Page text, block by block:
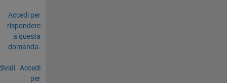
Accedi per
rispondere
a questa
domanda.
Accedi
per